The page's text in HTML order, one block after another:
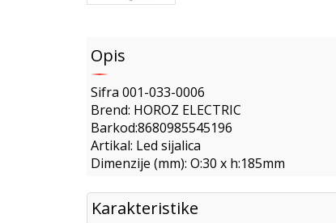
Opis
Sifra 001-033-0006
Brend: HOROZ ELECTRIC
Barkod:8680985545196
Artikal: Led sijalica
Dimenzije (mm): O:30 x h:185mm
Karakteristike